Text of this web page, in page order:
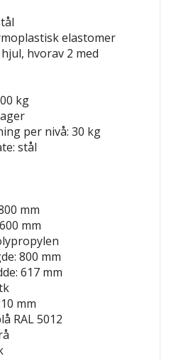
elastomer
hvorav 2 med
kg
per nivå: 30 kg
stål
mm
mm
800 mm
617 mm
mm
RAL 5012